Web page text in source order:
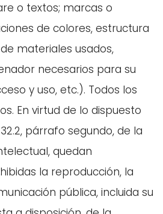
o textos; marcas o
de colores, estructura
materiales usados,
necesarios para su
y uso, etc.). Todos los
En virtud de lo dispuesto
párrafo segundo, de la
quedan
la reproducción, la
pública, incluida su